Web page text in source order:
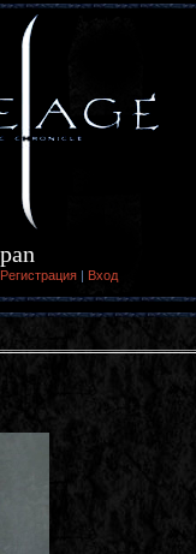
Регистрация | Вход